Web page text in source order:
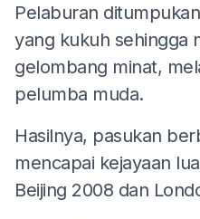
Pelaburan
yang kukuh sehingga
gelombang minat,
pelumba muda.
Hasilnya, pasukan
mencapai kejayaan
Beijing 2008 dan